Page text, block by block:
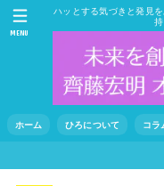
ハッとする気づきと発見
ホーム ひろについて コラ
MENU